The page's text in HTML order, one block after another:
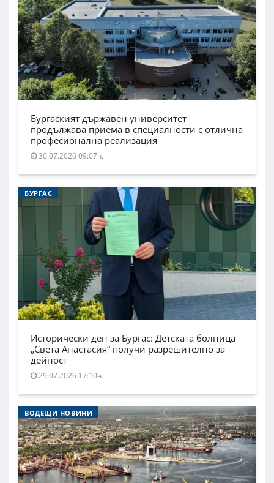
Бургаският държавен университет
продължава приема в специалности с отлична
професионална реализация
30.07.2026 09:07ч.
БУРГАС
Исторически ден за Бургас: Детската болница
„Света Анастасия“ получи разрешително за
дейност
29.07.2026 17:10ч.
ВОДЕЩИ НОВИНИ